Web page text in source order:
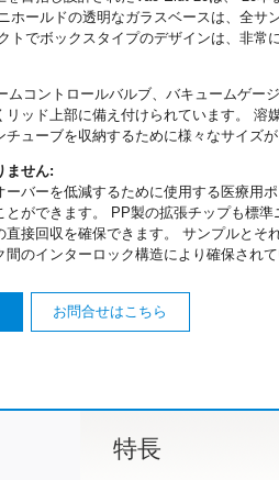
ホールドの透明なガラスベースは、全サ
トでボックスタイプのデザインは、非常
ムコントロールバルブ、バキュームゲー
リッド上部に備え付けられています。 溶
ューブを収納するために様々なサイズが
ません:
ーバーを低減するために使用する医療用
とができます。 PP製の拡張チップも標
直接回収を確保できます。 サンプルと
のインターロック構造により確保されて
お問合せはこちら
特長